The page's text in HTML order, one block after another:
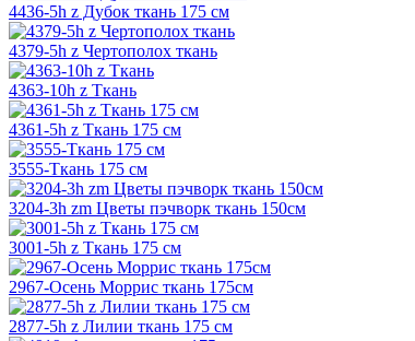
4436-5h z Дубок ткань 175 см
4379-5h z Чертополох ткань
4363-10h z Ткань
4361-5h z Ткань 175 см
3555-Ткань 175 см
3204-3h zm Цветы пэчворк ткань 150см
3001-5h z Ткань 175 см
2967-Осень Моррис ткань 175см
2877-5h z Лилии ткань 175 см